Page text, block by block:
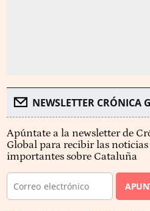
NEWSLETTER CRÓNICA
Apúntate a la newsletter de
Global para recibir las noticias
importantes sobre Cataluña